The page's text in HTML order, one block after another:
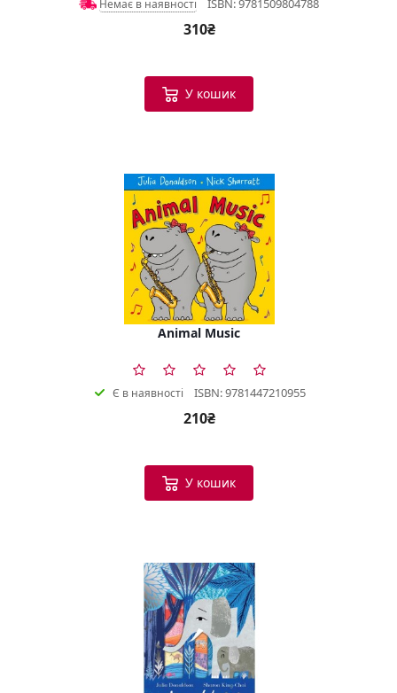
Немає в наявності ISBN: 9781509804788
310₴
У кошик
Animal Music
Є в наявності ISBN: 9781447210955
210₴
У кошик